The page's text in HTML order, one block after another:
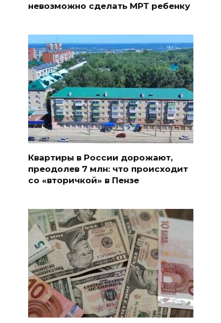
невозможно сделать МРТ ребенку
Квартиры в России дорожают,
преодолев 7 млн: что происходит
со «вторичкой» в Пензе